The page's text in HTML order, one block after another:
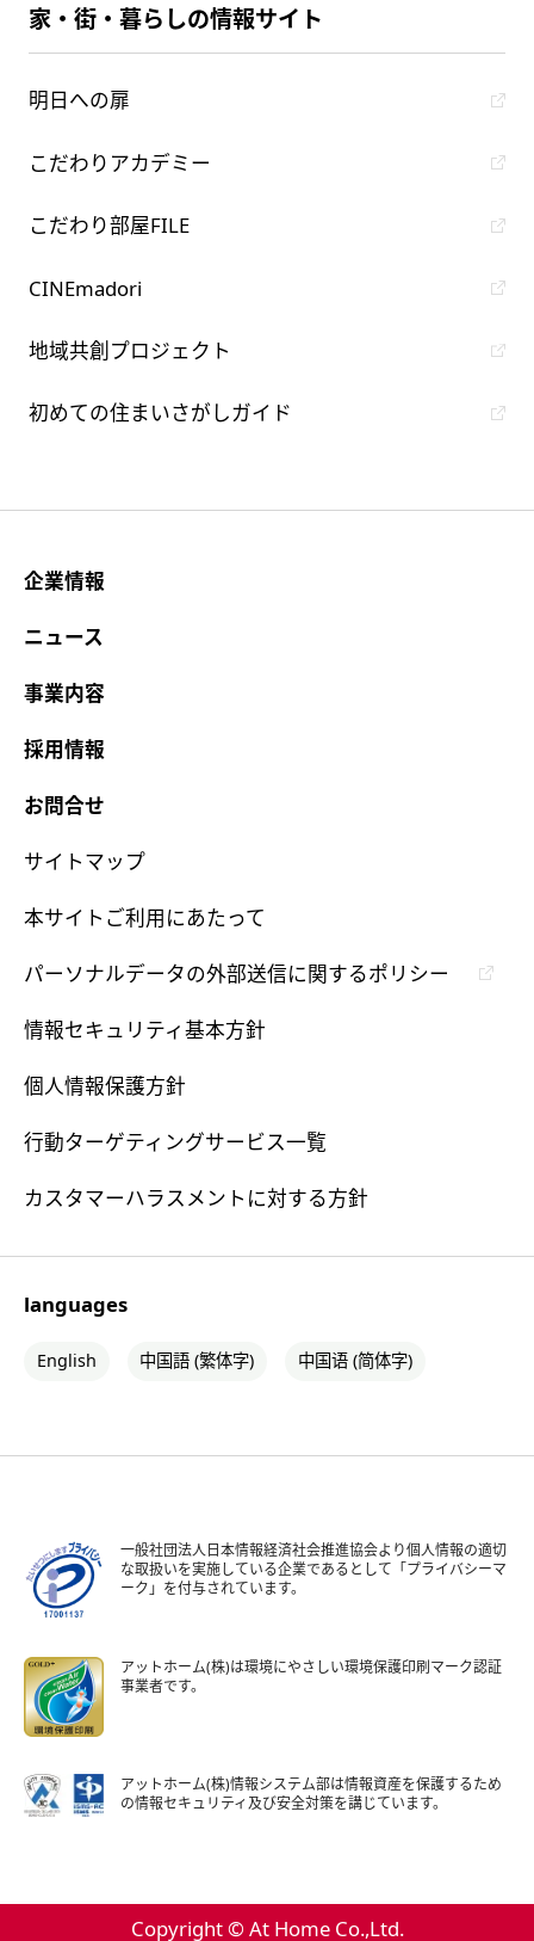
家・街・暮らしの情報サイト
明日への扉
こだわりアカデミー
こだわり部屋FILE
CINEmadori
地域共創プロジェクト
初めての住まいさがしガイド
企業情報
ニュース
事業内容
採用情報
お問合せ
サイトマップ
本サイトご利用にあたって
パーソナルデータの外部送信に関するポリシー
情報セキュリティ基本方針
個人情報保護方針
行動ターゲティングサービス一覧
カスタマーハラスメントに対する方針
languages
English 中国語 (繁体字) 中国语 (简体字)
一般社団法人日本情報経済社会推進協会より個人情報の適切
な取扱いを実施している企業であるとして「プライバシーマ
ーク」を付与されています。
アットホーム(株)は環境にやさしい環境保護印刷マーク認証
事業者です。
アットホーム(株)情報システム部は情報資産を保護するため
の情報セキュリティ及び安全対策を講じています。
Copyright © At Home Co.,Ltd.